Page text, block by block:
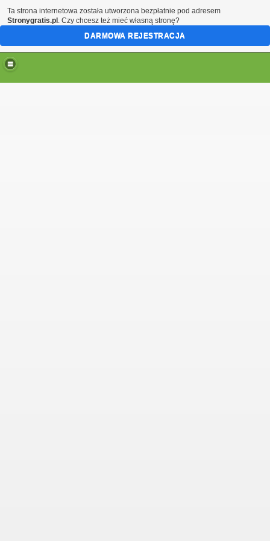
Ta strona internetowa została utworzona bezpłatnie pod adresem
Stronygratis.pl . Czy chcesz też mieć własną stronę?
DARMOWA REJESTRACJA